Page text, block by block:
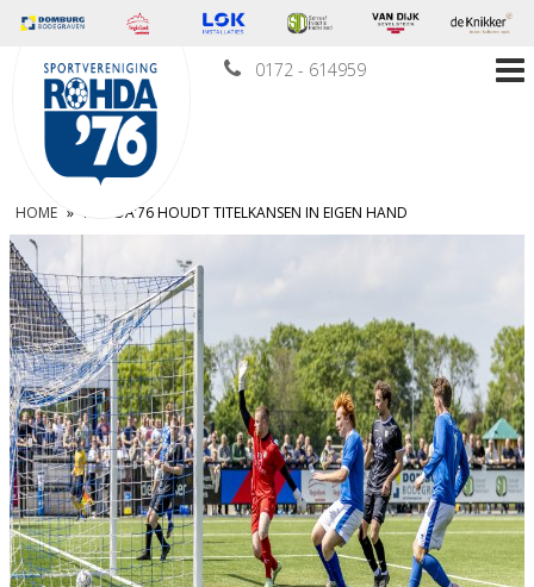
0172 - 614959
HOME » ROHDA’76 HOUDT TITELKANSEN IN EIGEN HAND